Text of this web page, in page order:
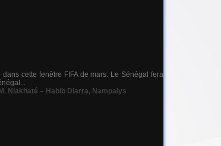
cette fenêtre FIFA de mars. Le Sénégal fera
M. Niakhaté – Habib Diarra, Nampalys